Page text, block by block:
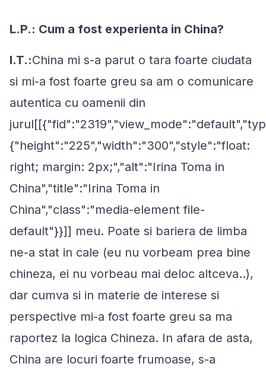
L.P.: Cum a fost experienta in China?
I.T.:China mi s-a parut o tara foarte ciudata
si mi-a fost foarte greu sa am o comunicare
autentica cu oamenii din
{"height":"225","width":"300","style":"float:
right; margin: 2px;","alt":"Irina Toma in
China","title":"Irina Toma in
China","class":"media-element file-
default"}}]] meu. Poate si bariera de limba
ne-a stat in cale (eu nu vorbeam prea bine
chineza, ei nu vorbeau mai deloc altceva..),
dar cumva si in materie de interese si
perspective mi-a fost foarte greu sa ma
raportez la logica Chineza. In afara de asta,
China are locuri foarte frumoase, s-a